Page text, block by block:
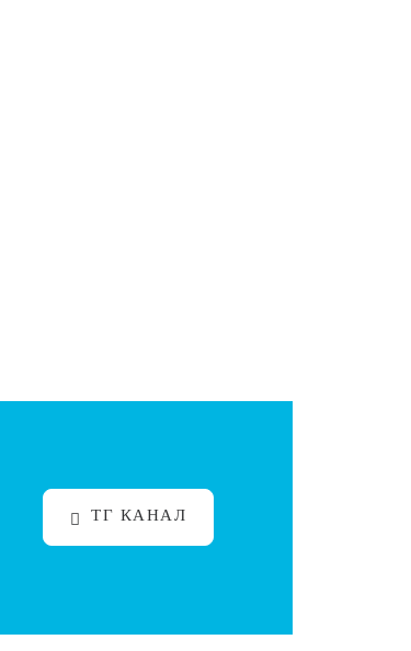
ТГ КАНАЛ